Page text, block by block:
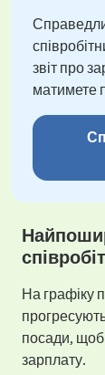
звіт про
матимете
На графіку
посади, щоб
зарплату.